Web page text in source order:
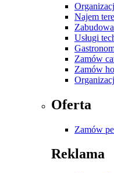
Najem
Usługi
Zamów
Zamów
Oferta
Zamów
Reklama